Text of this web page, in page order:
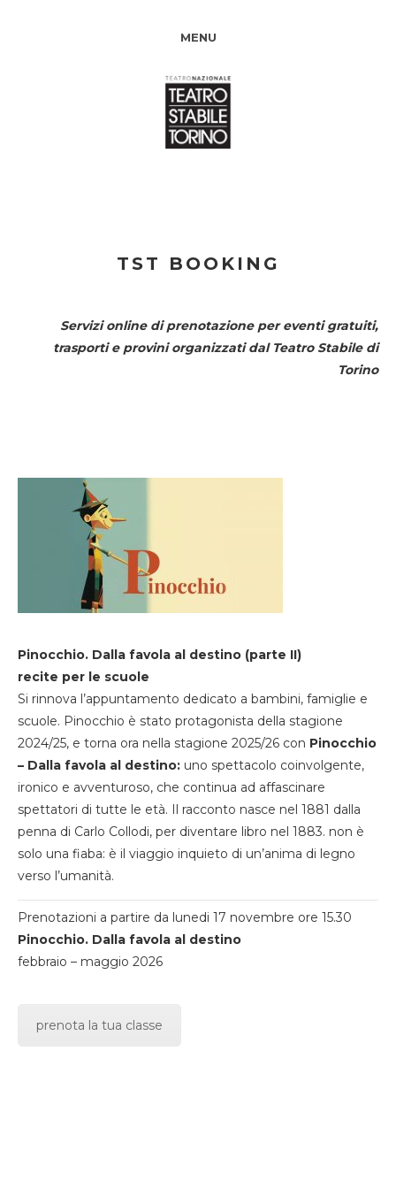
MENU
TST BOOKING
Servizi online di prenotazione per eventi gratuiti,
trasporti e provini organizzati dal Teatro Stabile di
Torino
Pinocchio. Dalla favola al destino (parte II)
recite per le scuole
Si rinnova l’appuntamento dedicato a bambini, famiglie e
scuole. Pinocchio è stato protagonista della stagione
2024/25, e torna ora nella stagione 2025/26 con Pinocchio
– Dalla favola al destino: uno spettacolo coinvolgente,
ironico e avventuroso, che continua ad affascinare
spettatori di tutte le età. Il racconto nasce nel 1881 dalla
penna di Carlo Collodi, per diventare libro nel 1883. non è
solo una fiaba: è il viaggio inquieto di un’anima di legno
verso l’umanità.
Prenotazioni a partire da lunedi 17 novembre ore 15.30
Pinocchio. Dalla favola al destino
febbraio – maggio 2026
prenota la tua classe